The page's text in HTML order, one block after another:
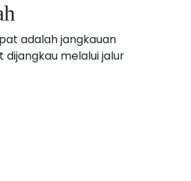
adalah jangkauan
dijangkau melalui jalur